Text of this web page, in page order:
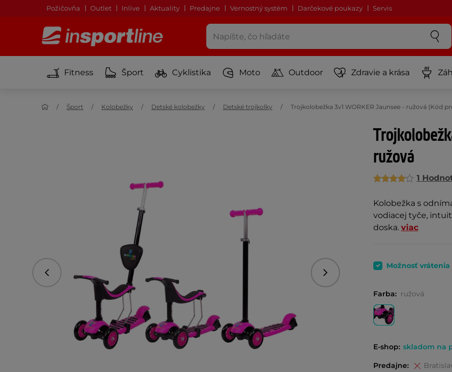
Požičovňa Outlet Inlive Aktuality Predajne Vernostný systém Darčekové poukazy Servis
Fitness Šport Cyklistika Moto Outdoor Zdravie a krása
Šport Kolobežky Detské kolobežky Detské trojkolky Trojkolobežka 3v1 WORKER Jaunsee - ružová (Kód
ružová
1
Kolobežka s
vodiacej tyče,
doska. viac
Predchádzajúce Nasledujúce
Možnosť
Farba: ružová
E-shop: skladom na
Predajne: